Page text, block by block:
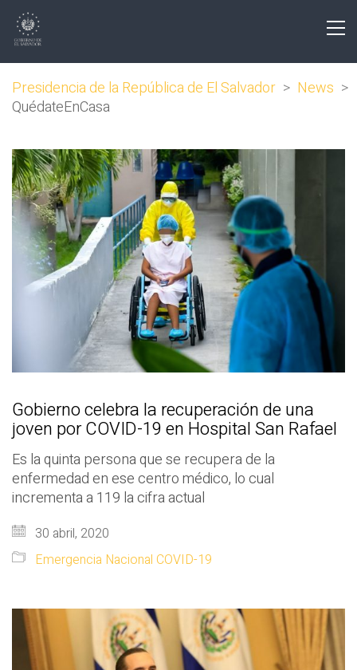
Presidencia de la República de El Salvador > News >
QuédateEnCasa
Gobierno celebra la recuperación de una
joven por COVID-19 en Hospital San Rafael
Es la quinta persona que se recupera de la
enfermedad en ese centro médico, lo cual
incrementa a 119 la cifra actual
30 abril, 2020
Emergencia Nacional COVID-19